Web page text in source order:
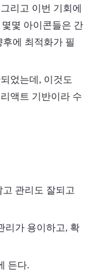
리고 이번 기회에
몇 아이콘들은 간
에 최적화가 필
었는데, 이것도
액트 기반이라 수
관리도 잘되고
리가 용이하고, 확
든다.